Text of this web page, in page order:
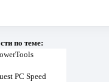
по теме:
PC Speed